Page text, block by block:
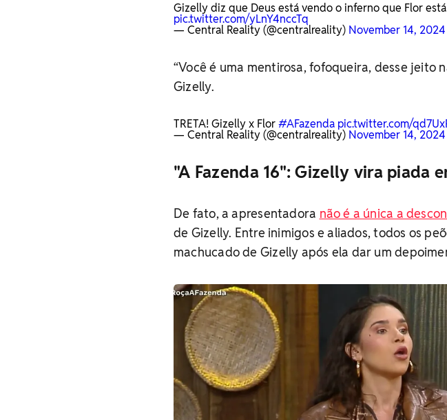
Gizelly diz que Deus está vendo o inferno que Flor
pic.twitter.com/yLnY4nccTq
— Central Reality (@centralreality) November 14, 2024
“Você é uma mentirosa, fofoqueira, desse jeito
Gizelly.
TRETA! Gizelly x Flor#AFazenda pic.twitter.com/
— Central Reality (@centralreality) November 14, 2024
"A Fazenda 16": Gizelly vira piada
De fato, a apresentadora não é a única a
de Gizelly. Entre inimigos e aliados, todos os
machucado de Gizelly após ela dar um